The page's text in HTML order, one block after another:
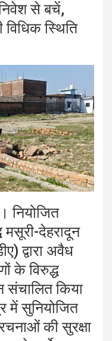
से बचें,
स्थिति
नियोजित
मसूरी-देहरादून
द्वारा अवैध
के विरुद्ध
संचालित किया
में सुनियोजित
की सुरक्षा